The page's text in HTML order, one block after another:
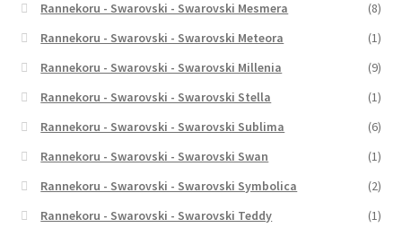
Rannekoru - Swarovski - Swarovski Mesmera
(8)
Rannekoru - Swarovski - Swarovski Meteora
(1)
Rannekoru - Swarovski - Swarovski Millenia
(9)
Rannekoru - Swarovski - Swarovski Stella
(1)
Rannekoru - Swarovski - Swarovski Sublima
(6)
Rannekoru - Swarovski - Swarovski Swan
(1)
Rannekoru - Swarovski - Swarovski Symbolica
(2)
Rannekoru - Swarovski - Swarovski Teddy
(1)